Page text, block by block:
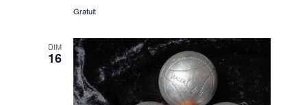
Gratuit
DIM
16